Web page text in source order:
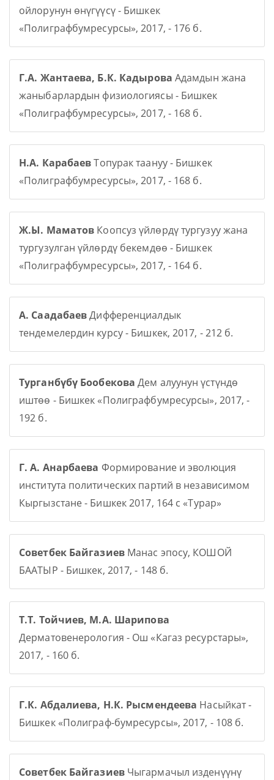
ойлорунун өнүгүүсү - Бишкек
«Полиграфбумресурсы», 2017, - 176 б.
Г.А. Жантаева, Б.К. Кадырова Адамдын жана
жаныбарлардын физиологиясы - Бишкек
«Полиграфбумресурсы», 2017, - 168 б.
Н.А. КарабаевТопурак таануу - Бишкек
«Полиграфбумресурсы», 2017, - 168 б.
Ж.Ы. Маматов Коопсуз үйлөрдү тургузуу жана
тургузулган үйлөрдү бекемдөө - Бишкек
«Полиграфбумресурсы», 2017, - 164 б.
А. СаадабаевДифференциалдык
тендемелердин курсу - Бишкек, 2017, - 212 б.
Турганбүбү Бообекова Дем алуунун үстүндө
иштөө - Бишкек «Полиграфбумресурсы», 2017, -
192 б.
Г. А. Анарбаева Формирование и эволюция
института политических партий в независимом
Кыргызстане - Бишкек 2017, 164 с «Турар»
Советбек БайгазиевМанас эпосу, КОШОЙ
БААТЫР - Бишкек, 2017, - 148 б.
Т.Т. Тойчиев, М.А. Шарипова
Дерматовенерология - Ош «Кагаз ресурстары»,
2017, - 160 б.
Г.К. Абдалиева, Н.К. Рысмендеева Насыйкат -
Бишкек «Полиграф-бумресурсы», 2017, - 108 б.
Советбек БайгазиевЧыгармачыл изденүүнү